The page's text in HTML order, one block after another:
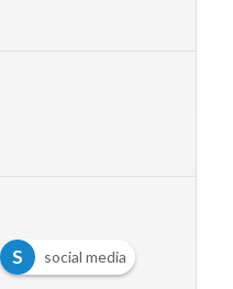
S social media